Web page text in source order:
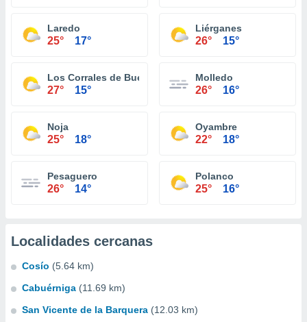
Laredo
25° 17°
Liérganes
26° 15°
Los Corrales de Buelna
27° 15°
Molledo
26° 16°
Noja
25° 18°
Oyambre
22° 18°
Pesaguero
26° 14°
Polanco
25° 16°
Localidades cercanas
Cosío (5.64 km)
Cabuérniga (11.69 km)
San Vicente de la Barquera (12.03 km)